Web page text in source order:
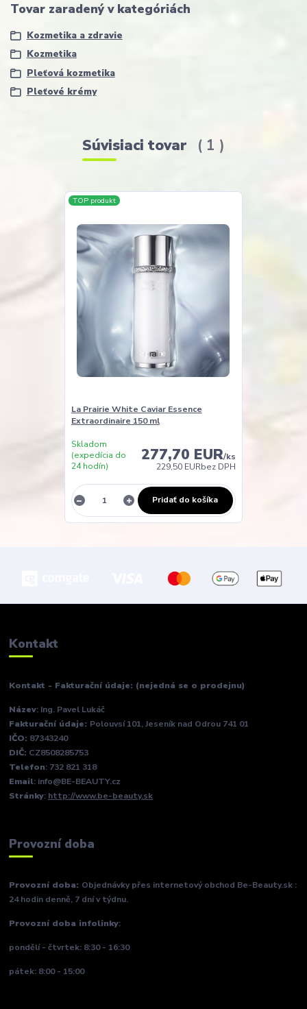
Tovar zaradený v kategóriách
Kozmetika a zdravie
Kozmetika
Pleťová kozmetika
Pleťové krémy
Súvisiaci tovar 1
TOP produkt
La Prairie White Caviar Essence
Extraordinaire 150 ml
277,70 EUR/ks
229,50 EURbez DPH
Skladom
(expedícia do
24 hodín)
Pridať do košíka
Kontakt
Kontakt - Fakturační údaje: (nejedná se o prodejnu)
Název: Ing. Pavel Lukáč
Fakturační údaje: Polouvsí 101, Jeseník nad Odrou 741 01
IČO: 87343240
DIČ: CZ8508285753
Telefon: 732 821 318
Email: info@BE-BEAUTY.cz
Stránky: http://www.be-beauty.sk
Provozní doba
Provozní doba: Objednávky přes internetový obchod Be-Beauty.sk :
24 hodin denně, 7 dní v týdnu.
Provozní doba infolinky:
pondělí - čtvrtek: 8:30 - 16:30
pátek: 8:00 - 15:00